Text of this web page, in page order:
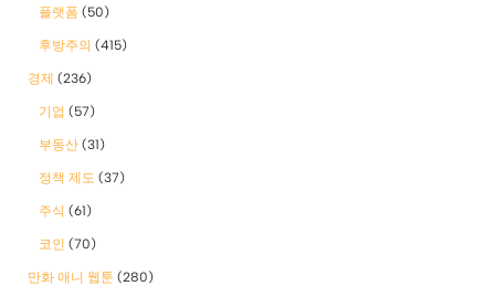
플랫폼 (50)
후방주의 (415)
경제 (236)
기업 (57)
부동산 (31)
정책 제도 (37)
주식 (61)
코인 (70)
만화 애니 웹툰 (280)